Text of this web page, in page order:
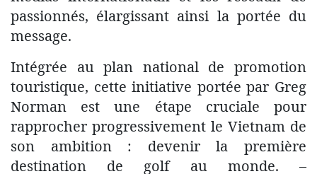
passionnés, élargissant ainsi la portée du
message.
Intégrée au plan national de promotion
touristique, cette initiative portée par Greg
Norman est une étape cruciale pour
rapprocher progressivement le Vietnam de
son ambition : devenir la première
destination de golf au monde. –